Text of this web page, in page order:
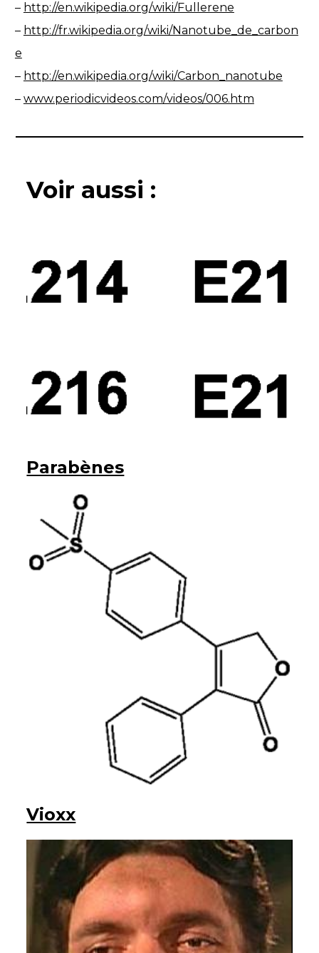
– http://en.wikipedia.org/wiki/Fullerene
– http://fr.wikipedia.org/wiki/Nanotube_de_carbon
e
– http://en.wikipedia.org/wiki/Carbon_nanotube
– www.periodicvideos.com/videos/006.htm
Voir aussi :
Parabènes
Vioxx